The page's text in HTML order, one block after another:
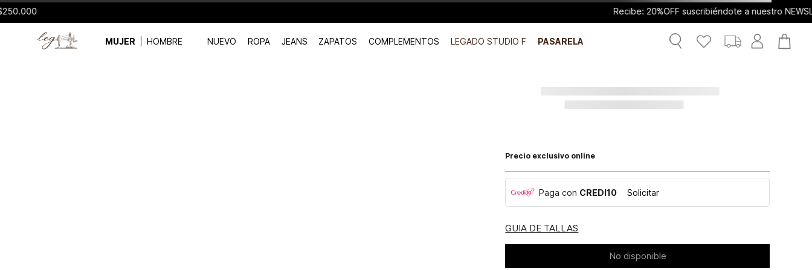
Recibe: 20%OFF suscribiéndote a nuestro NEWSLETTER
MUJER HOMBRE NUEVO ROPA JEANS ZAPATOS COMPLEMENTOS LEGADO STUDIO F PASARELA
Precio exclusivo online
Paga con CREDI10 Solicitar
GUIA DE TALLAS
No disponible